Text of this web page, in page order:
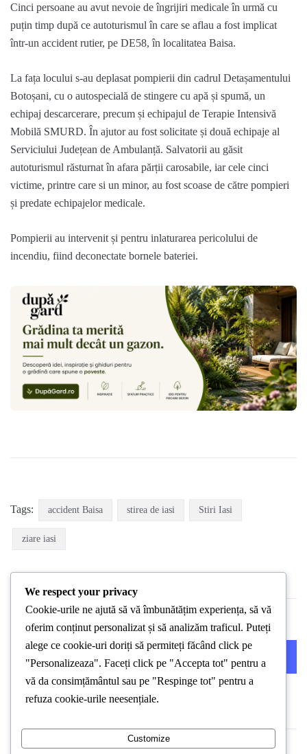
Cinci persoane au avut nevoie de îngrijiri medicale în urmă cu
puțin timp după ce autoturismul în care se aflau a fost implicat
într-un accident rutier, pe DE58, în localitatea Baisa.
La fața locului s-au deplasat pompierii din cadrul Detașamentului
Botoșani, cu o autospecială de stingere cu apă și spumă, un
echipaj descarcerare, precum și echipajul de Terapie Intensivă
Mobilă SMURD. În ajutor au fost solicitate și două echipaje al
Serviciului Județean de Ambulanță. Salvatorii au găsit
autoturismul răsturnat în afara părții carosabile, iar cele cinci
victime, printre care si un minor, au fost scoase de către pompieri
și predate echipajelor medicale.
Pompierii au intervenit și pentru inlaturarea pericolului de
incendiu, fiind deconectate bornele bateriei.
Tags: accident Baisa stirea de iasi Stiri Iasi
ziare iasi
PREVIOUS POST NEXT POST
We respect your privacy
Cookie-urile ne ajută să vă îmbunătățim experiența, să vă
oferim conținut personalizat și să analizăm traficul. Puteți
alege ce cookie-uri doriți să permiteți făcând click pe
"Personalizeaza". Faceți click pe "Accepta tot" pentru a
vă da consimțământul sau pe "Respinge tot" pentru a
refuza cookie-urile neesențiale.
Customize